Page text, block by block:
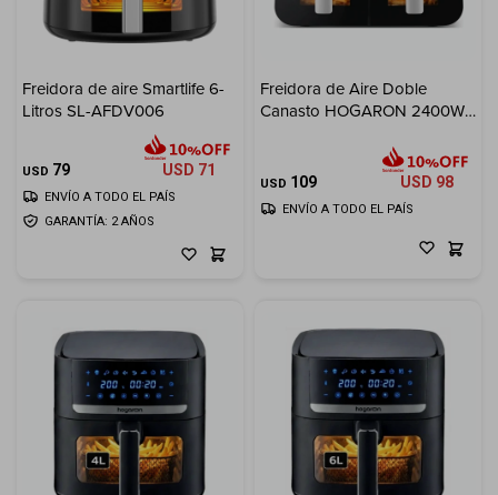
Freidora de aire Smartlife 6-
Litros SL-AFDV006
USD 79 USD 71
GARANTÍA: 2 AÑOS
ENVÍO A TODO EL PAÍS
Freidora de Aire Doble
Canasto HOGARON 2400W
USD 109 USD 98
ENVÍO A TODO EL PAÍS